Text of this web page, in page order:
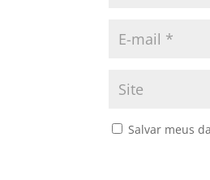
Salvar meus